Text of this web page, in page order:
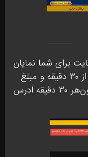
برای شما نمایان
خواهد شد که باید انتقال شما کمتر از ۳۰ دقیقه و مبلغ
بیت کوین باشد چون‌هر ۳۰ دقیقه ادرس